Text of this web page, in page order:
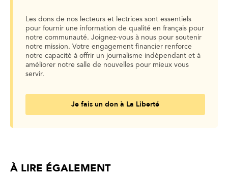
Les dons de nos lecteurs et lectrices sont essentiels
pour fournir une information de qualité en français pour
notre communauté. Joignez-vous à nous pour soutenir
notre mission. Votre engagement financier renforce
notre capacité à offrir un journalisme indépendant et à
améliorer notre salle de nouvelles pour mieux vous
servir.
Je fais un don à La Liberté
À LIRE ÉGALEMENT